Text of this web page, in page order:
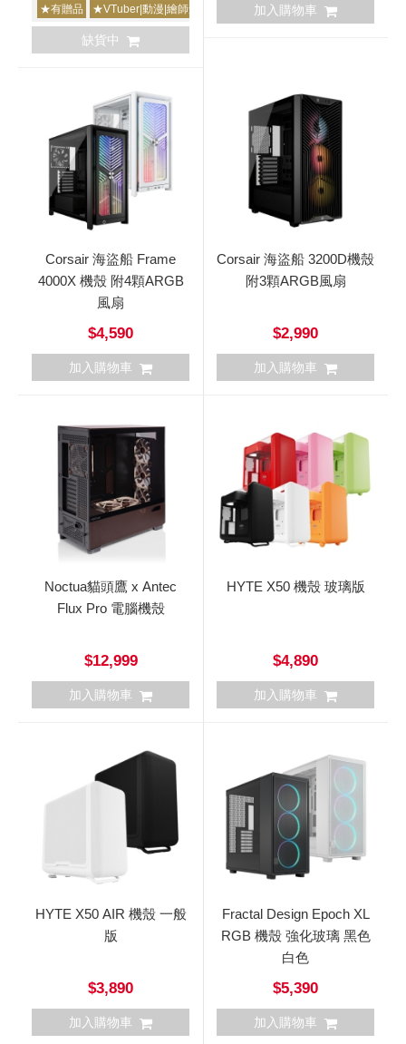
★有贈品 ★VTuber|動漫|繪師創作
缺貨中
加入購物車
Corsair 海盜船 Frame
4000X 機殼 附4顆ARGB
風扇
$4,590
加入購物車
Corsair 海盜船 3200D機殼
附3顆ARGB風扇
$2,990
加入購物車
Noctua貓頭鷹 x Antec
Flux Pro 電腦機殼
$12,999
加入購物車
HYTE X50 機殼 玻璃版
$4,890
加入購物車
HYTE X50 AIR 機殼 一般
版
$3,890
加入購物車
Fractal Design Epoch XL
RGB 機殼 強化玻璃 黑色
白色
$5,390
加入購物車